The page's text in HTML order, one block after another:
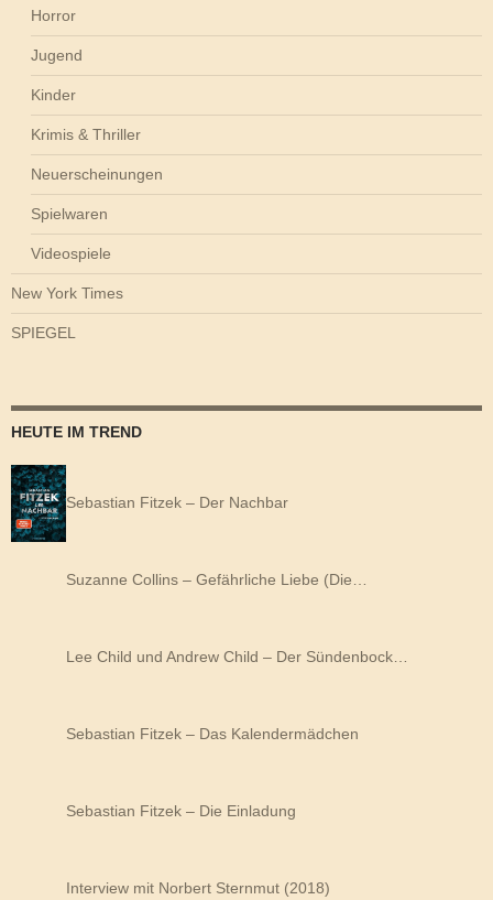
Horror
Jugend
Kinder
Krimis & Thriller
Neuerscheinungen
Spielwaren
Videospiele
New York Times
SPIEGEL
HEUTE IM TREND
Sebastian Fitzek – Der Nachbar
Suzanne Collins – Gefährliche Liebe (Die…
Lee Child und Andrew Child – Der Sündenbock…
Sebastian Fitzek – Das Kalendermädchen
Sebastian Fitzek – Die Einladung
Interview mit Norbert Sternmut (2018)